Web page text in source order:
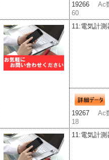
19266 Ac
60
11:電気計測
19267 Ac
18
11:電気計測